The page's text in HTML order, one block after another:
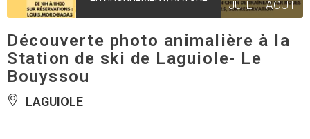
JUIL AOÛT
Découverte photo animalière à la
Station de ski de Laguiole- Le
Bouyssou
LAGUIOLE